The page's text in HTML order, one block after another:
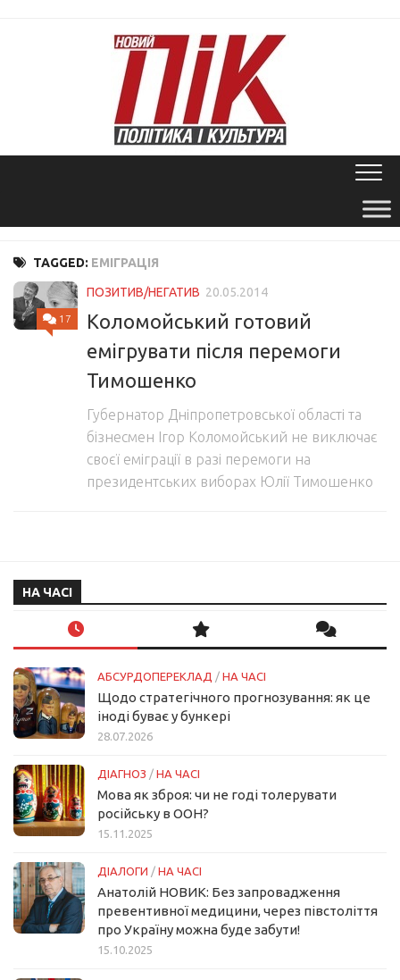
TAGGED: ЕМІГРАЦІЯ
17
ПОЗИТИВ/НЕГАТИВ 20.05.2014
Коломойський готовий
емігрувати після перемоги
Тимошенко
Губернатор Дніпропетровської області та
бізнесмен Ігор Коломойський не виключає
своєї еміграції в разі перемоги на
президентських виборах Юлії Тимошенко
НА ЧАСІ
АБСУРДОПЕРЕКЛАД / НА ЧАСІ
Щодо стратегічного прогнозування: як це
іноді буває у бункері
28.07.2026
ДІАГНОЗ / НА ЧАСІ
Мова як зброя: чи не годі толерувати
російську в ООН?
15.11.2025
ДІАЛОГИ / НА ЧАСІ
Анатолій НОВИК: Без запровадження
превентивної медицини, через півстоліття
про Україну можна буде забути!
15.10.2025